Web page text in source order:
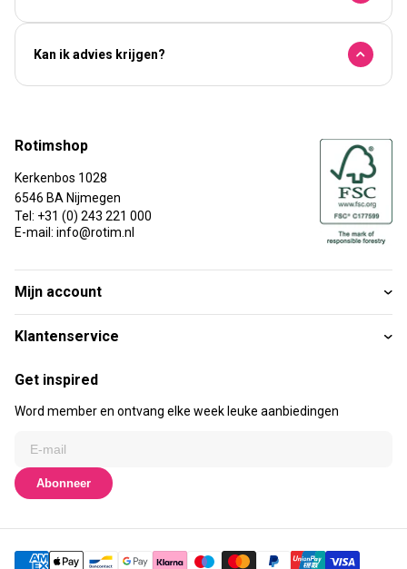
Kan ik advies krijgen?
Rotimshop
Kerkenbos 1028
6546 BA Nijmegen
Tel: +31 (0) 243 221 000
E-mail: info@rotim.nl
Mijn account
Klantenservice
Get inspired
Word member en ontvang elke week leuke aanbiedingen
Abonneer